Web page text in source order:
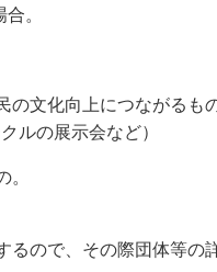
。
文化向上につながる
ルの展示会など）
ので、その際団体等